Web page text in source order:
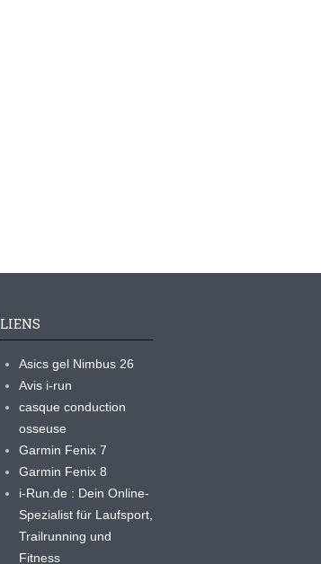
LIENS
Asics gel Nimbus 26
Avis i-run
casque conduction
osseuse
Garmin Fenix 7
Garmin Fenix 8
i-Run.de : Dein Online-
Spezialist für Laufsport,
Trailrunning und
Fitness